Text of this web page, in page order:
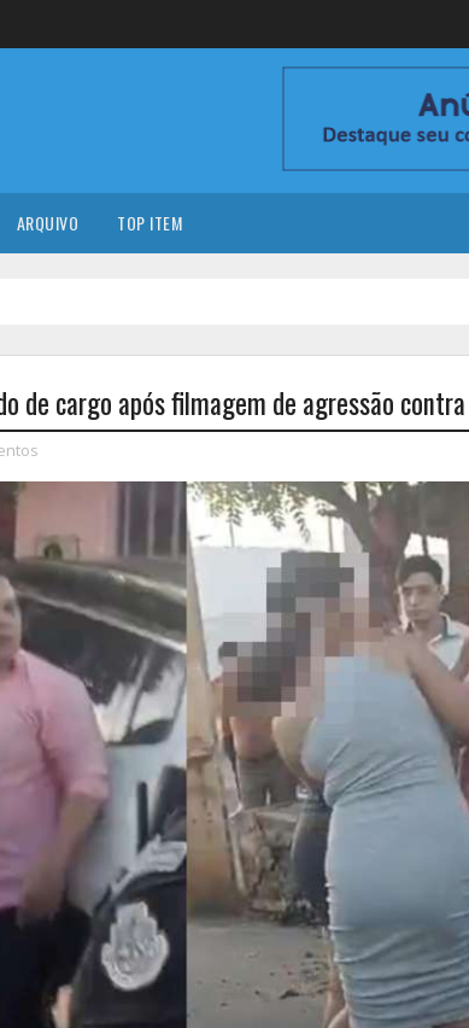
ARQUIVO TOP ITEM
de cargo após filmagem de agressão